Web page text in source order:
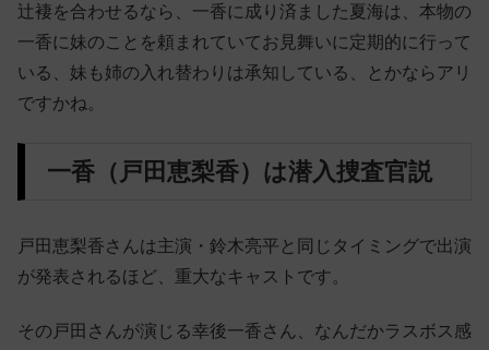
辻褄を合わせるなら、一香に成り済ました夏海は、本物の
一香に妹のことを頼まれていてお見舞いに定期的に行って
いる、妹も姉の入れ替わりは承知している、とかならアリ
ですかね。
一香（戸田恵梨香）は潜入捜査官説
戸田恵梨香さんは主演・鈴木亮平と同じタイミングで出演
が発表されるほど、重大なキャストです。
その戸田さんが演じる幸後一香さん、なんだかラスボス感